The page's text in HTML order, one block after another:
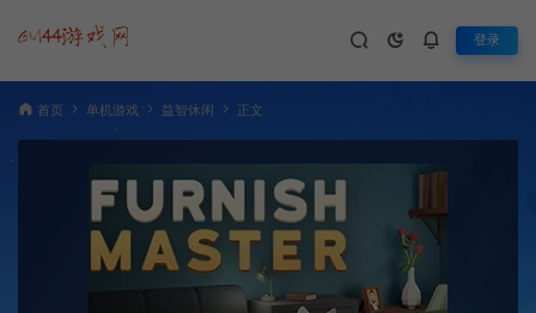
登录
首页 单机游戏 益智休闲 正文